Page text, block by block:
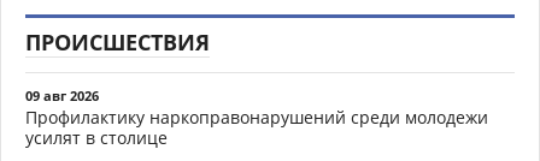
ПРОИСШЕСТВИЯ
09 авг 2026
Профилактику наркоправонарушений среди молодежи
усилят в столице